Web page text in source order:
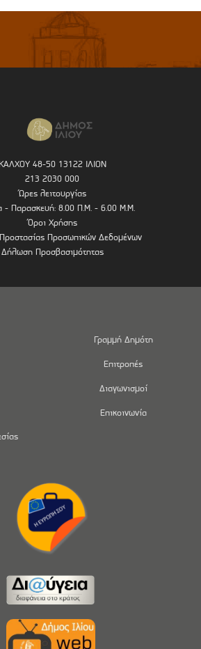
48-50 13122 ΙΛΙΟΝ
213 2030 000
Ώρες λειτουργίας
- Παρασκευή: 8.00 Π.Μ. - 6.00 Μ.Μ.
Όροι Χρήσης
Προστασίας Προσωπικών Δεδομένων
Δήλωση Προσβασιμότητας
Γραμμή Δημότη
Επιτροπές
Διαγωνισμοί
Επικοινωνία